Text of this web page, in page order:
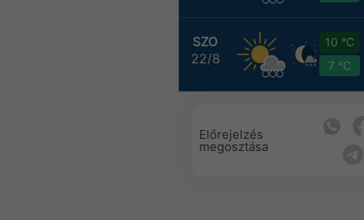
SZO
22/8
10 °C
7 °C
Előrejelzés
megosztása